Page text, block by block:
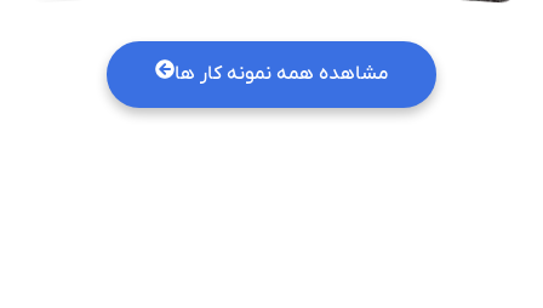
مشاهده همه نمونه کار ها